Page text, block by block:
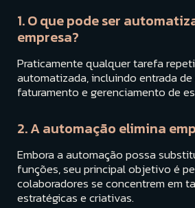
1. O que pode ser
empresa?
Praticamente qualquer tarefa
automatizada, incluindo entrada
faturamento e gerenciamento de
2. A automação elimina
Embora a automação possa
funções, seu principal objetivo é
colaboradores se concentrem em
estratégicas e criativas.